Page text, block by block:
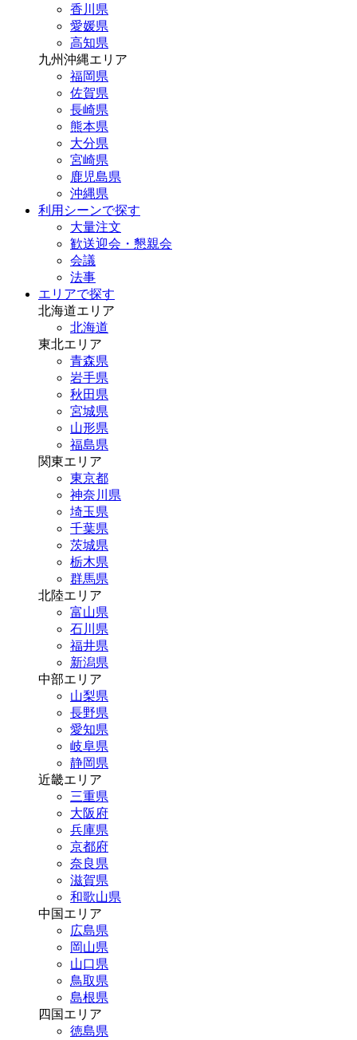
香川県
愛媛県
高知県
九州沖縄エリア
福岡県
佐賀県
長崎県
熊本県
大分県
宮崎県
鹿児島県
沖縄県
利用シーンで探す
大量注文
歓送迎会・懇親会
会議
法事
エリアで探す
北海道エリア
北海道
東北エリア
青森県
岩手県
秋田県
宮城県
山形県
福島県
関東エリア
東京都
神奈川県
埼玉県
千葉県
茨城県
栃木県
群馬県
北陸エリア
富山県
石川県
福井県
新潟県
中部エリア
山梨県
長野県
愛知県
岐阜県
静岡県
近畿エリア
三重県
大阪府
兵庫県
京都府
奈良県
滋賀県
和歌山県
中国エリア
広島県
岡山県
山口県
鳥取県
島根県
四国エリア
徳島県